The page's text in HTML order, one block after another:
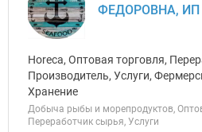
ФЕДОРОВНА, ИП
Horeca, Оптовая торговля,
Производитель, Услуги,
Хранение
Добыча рыбы и морепродуктов,
Переработчик сырья, Услуги